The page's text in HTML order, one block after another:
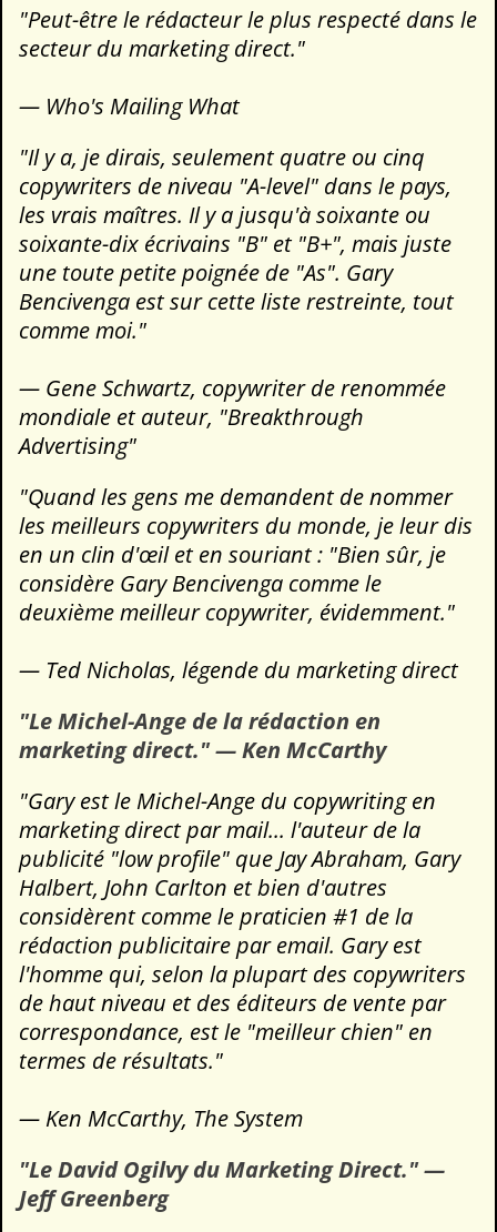
"Peut-être le rédacteur le plus respecté dans le
secteur du marketing direct."
— Who's Mailing What
"Il y a, je dirais, seulement quatre ou cinq
copywriters de niveau "A-level" dans le pays,
les vrais maîtres. Il y a jusqu'à soixante ou
soixante-dix écrivains "B" et "B+", mais juste
une toute petite poignée de "As". Gary
Bencivenga est sur cette liste restreinte, tout
comme moi."
— Gene Schwartz, copywriter de renommée
mondiale et auteur, "Breakthrough
Advertising"
"Quand les gens me demandent de nommer
les meilleurs copywriters du monde, je leur dis
en un clin d'œil et en souriant : "Bien sûr, je
considère Gary Bencivenga comme le
deuxième meilleur copywriter, évidemment."
— Ted Nicholas, légende du marketing direct
"Le Michel-Ange de la rédaction en
marketing direct." — Ken McCarthy
"Gary est le Michel-Ange du copywriting en
marketing direct par mail... l'auteur de la
publicité "low profile" que Jay Abraham, Gary
Halbert, John Carlton et bien d'autres
considèrent comme le praticien #1 de la
rédaction publicitaire par email. Gary est
l'homme qui, selon la plupart des copywriters
de haut niveau et des éditeurs de vente par
correspondance, est le "meilleur chien" en
termes de résultats."
— Ken McCarthy, The System
"Le David Ogilvy du Marketing Direct." —
Jeff Greenberg